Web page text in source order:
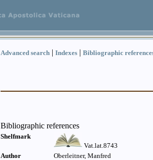
Advanced search | Indexes | Bibliographic
Bibliographic references
Shelfmark
Vat.lat.8743
Author
Oberleitner, Manfred